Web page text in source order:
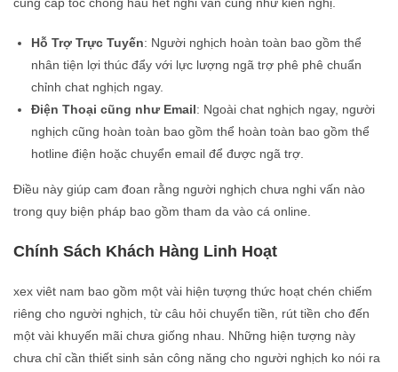
Hỗ Trợ Trực Tuyến: Người nghịch hoàn toàn bao gồm thể
nhân tiện lợi thúc đẩy với lực lượng ngã trợ phê phê chuẩn
chỉnh chat nghịch ngay.
Điện Thoại cũng như Email: Ngoài chat nghịch ngay, người
nghịch cũng hoàn toàn bao gồm thể hoàn toàn bao gồm thể
hotline điện hoặc chuyển email để được ngã trợ.
Điều này giúp cam đoan rằng người nghịch chưa nghi vấn nào
trong quy biện pháp bao gồm tham da vào cá online.
Chính Sách Khách Hàng Linh Hoạt
xex viêt nam bao gồm một vài hiện tượng thức hoạt chén chiếm
riêng cho người nghịch, từ câu hỏi chuyển tiền, rút tiền cho đến
một vài khuyến mãi chưa giống nhau. Những hiện tượng này
chưa chỉ cần thiết sinh sản công năng cho người nghịch ko nói ra